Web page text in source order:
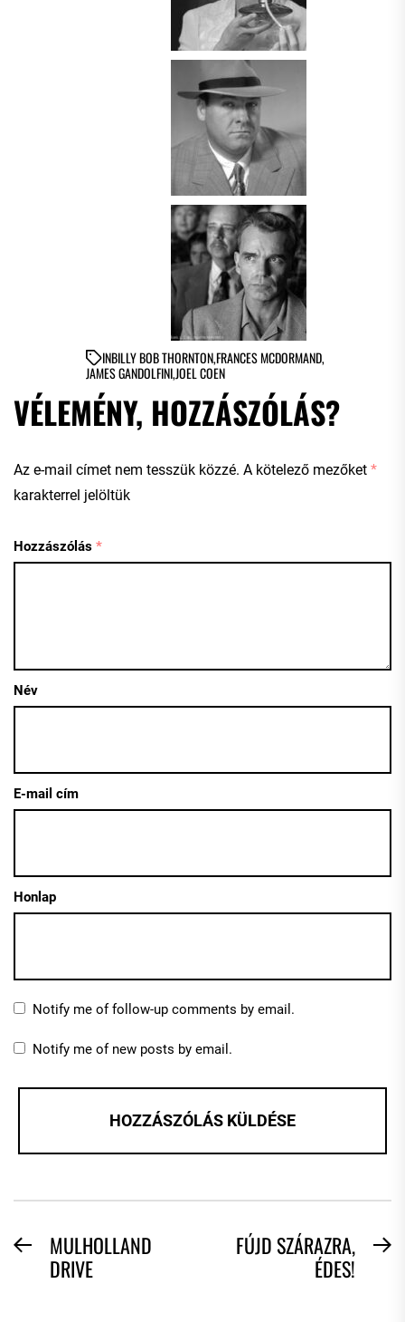
INBILLY BOB THORNTON,FRANCES MCDORMAND,
JAMES GANDOLFINI,JOEL COEN
VÉLEMÉNY, HOZZÁSZÓLÁS?
Az e-mail címet nem tesszük közzé. A kötelező mezőket *
karakterrel jelöltük
Hozzászólás *
Név
E-mail cím
Honlap
Notify me of follow-up comments by email.
Notify me of new posts by email.
BEJEGYZÉS
NAVIGÁCIÓ
PreviousMULHOLLAND
DRIVE
FÚJD SZÁRAZRA,
ÉDES!